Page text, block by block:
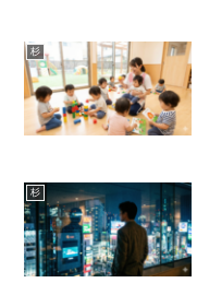
杉
杉